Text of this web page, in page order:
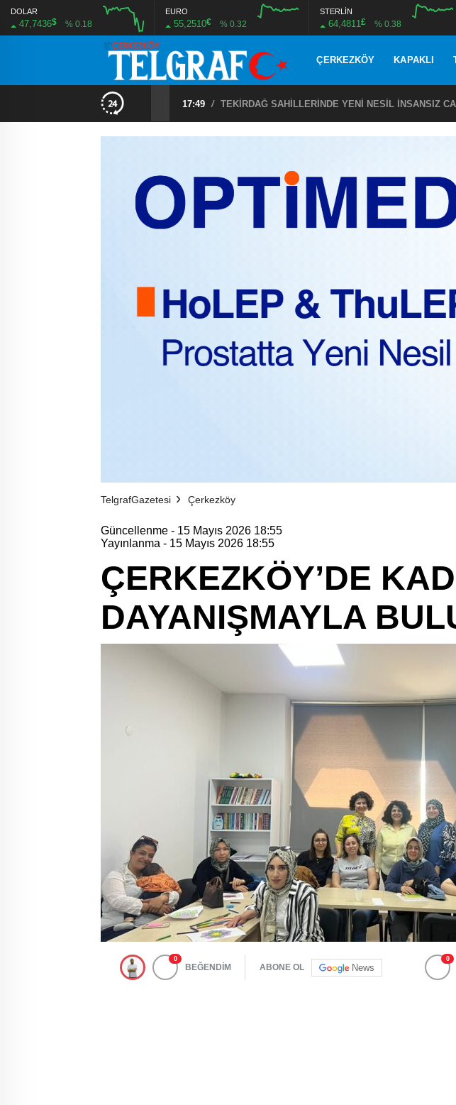
DOLAR
47,7436$ % 0.18
EURO
55,2510€ % 0.32
STERLİN
64,4811£ % 0.38
ÇERKEZKÖY KAPAKLI
17:49 /
TelgrafGazetesi Çerkezköy
Güncellenme - 15 Mayıs 2026 18:55
Yayınlanma - 15 Mayıs 2026 18:55
ÇERKEZKÖY’DE
DAYANIŞMAYLA
0
BEĞENDİM ABONE OL News
0